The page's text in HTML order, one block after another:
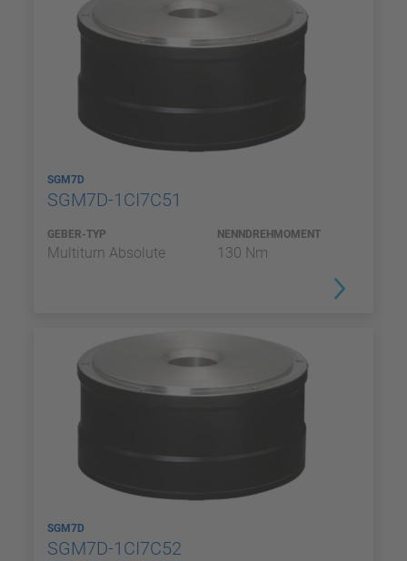
SGM7D
SGM7D-1CI7C51
GEBER-TYP
Multiturn Absolute
NENNDREHMOMENT
130 Nm
SGM7D
SGM7D-1CI7C52